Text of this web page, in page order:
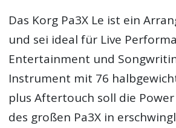
Das Korg Pa3X Le ist ein
und sei ideal für Live
Entertainment und
Instrument mit 76
plus Aftertouch soll die
des großen Pa3X in